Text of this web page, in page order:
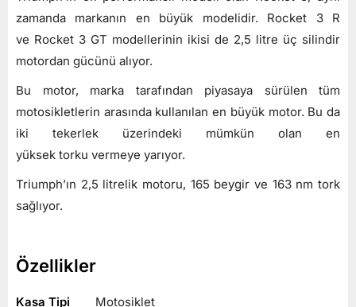
zamanda markanın en büyük modelidir. Rocket 3 R
ve Rocket 3 GT modellerinin ikisi de 2,5 litre üç silindir
motordan gücünü alıyor.
Bu motor, marka tarafından piyasaya sürülen tüm
motosikletlerin arasında kullanılan en büyük motor. Bu da
iki tekerlek üzerindeki mümkün olan en
yüksek torku vermeye yarıyor.
Triumph’ın 2,5 litrelik motoru, 165 beygir ve 163 nm tork
sağlıyor.
Özellikler
Kasa Tipi
Motosiklet